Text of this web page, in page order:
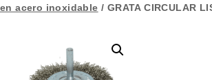
en acero inoxidable / GRATA CIRCULAR